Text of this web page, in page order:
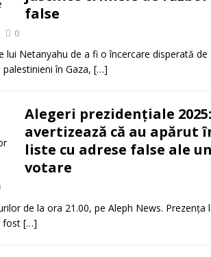
false
0
lui Netanyahu de a fi o încercare disperată de
în Gaza, […]
Alegeri prezidențiale 2025:
avertizează că au apărut
liste cu adrese false ale
votare
de la ora 21.00, pe Aleph News. Prezența
fost […]